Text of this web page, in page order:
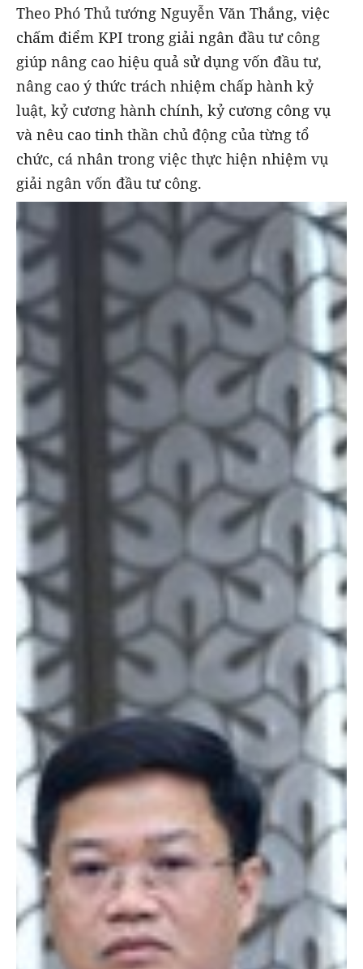
Theo Phó Thủ tướng Nguyễn Văn Thắng, việc
chấm điểm KPI trong giải ngân đầu tư công
giúp nâng cao hiệu quả sử dụng vốn đầu tư,
nâng cao ý thức trách nhiệm chấp hành kỷ
luật, kỷ cương hành chính, kỷ cương công vụ
và nêu cao tinh thần chủ động của từng tổ
chức, cá nhân trong việc thực hiện nhiệm vụ
giải ngân vốn đầu tư công.